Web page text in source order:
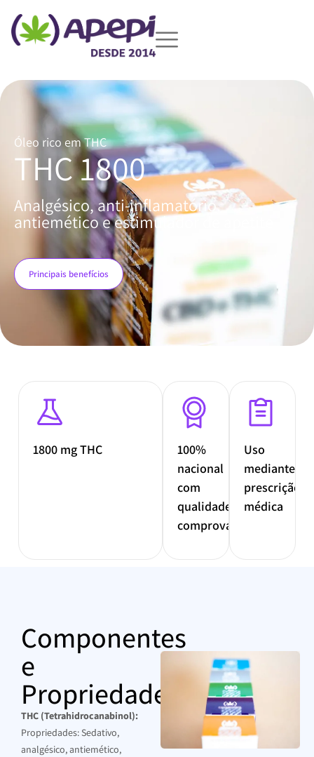
Óleo rico em THC
THC 1800
Analgésico, anti-inflamatório,
antiemético e estimulador de apetite
Principais benefícios
1800 mg THC
100%
nacional
com
qualidade
comprovada
Uso
mediante
prescrição
médica
Componentes
e
Propriedades
THC (Tetrahidrocanabinol):
Propriedades: Sedativo,
analgésico, antiemético,